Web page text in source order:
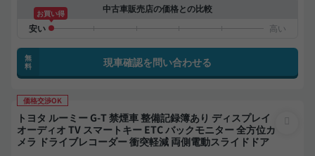
中古車販売店の価格との比較
お買い得
無
料
現車確認を問い合わせる
価格交渉OK
トヨタ ルーミー G-T 禁煙車 整備記録簿あり ディスプレイ
オーディオ TV スマートキー ETC バックモニター 全方位カ
メラ ドライブレコーダー 衝突軽減 両側電動スライドドア